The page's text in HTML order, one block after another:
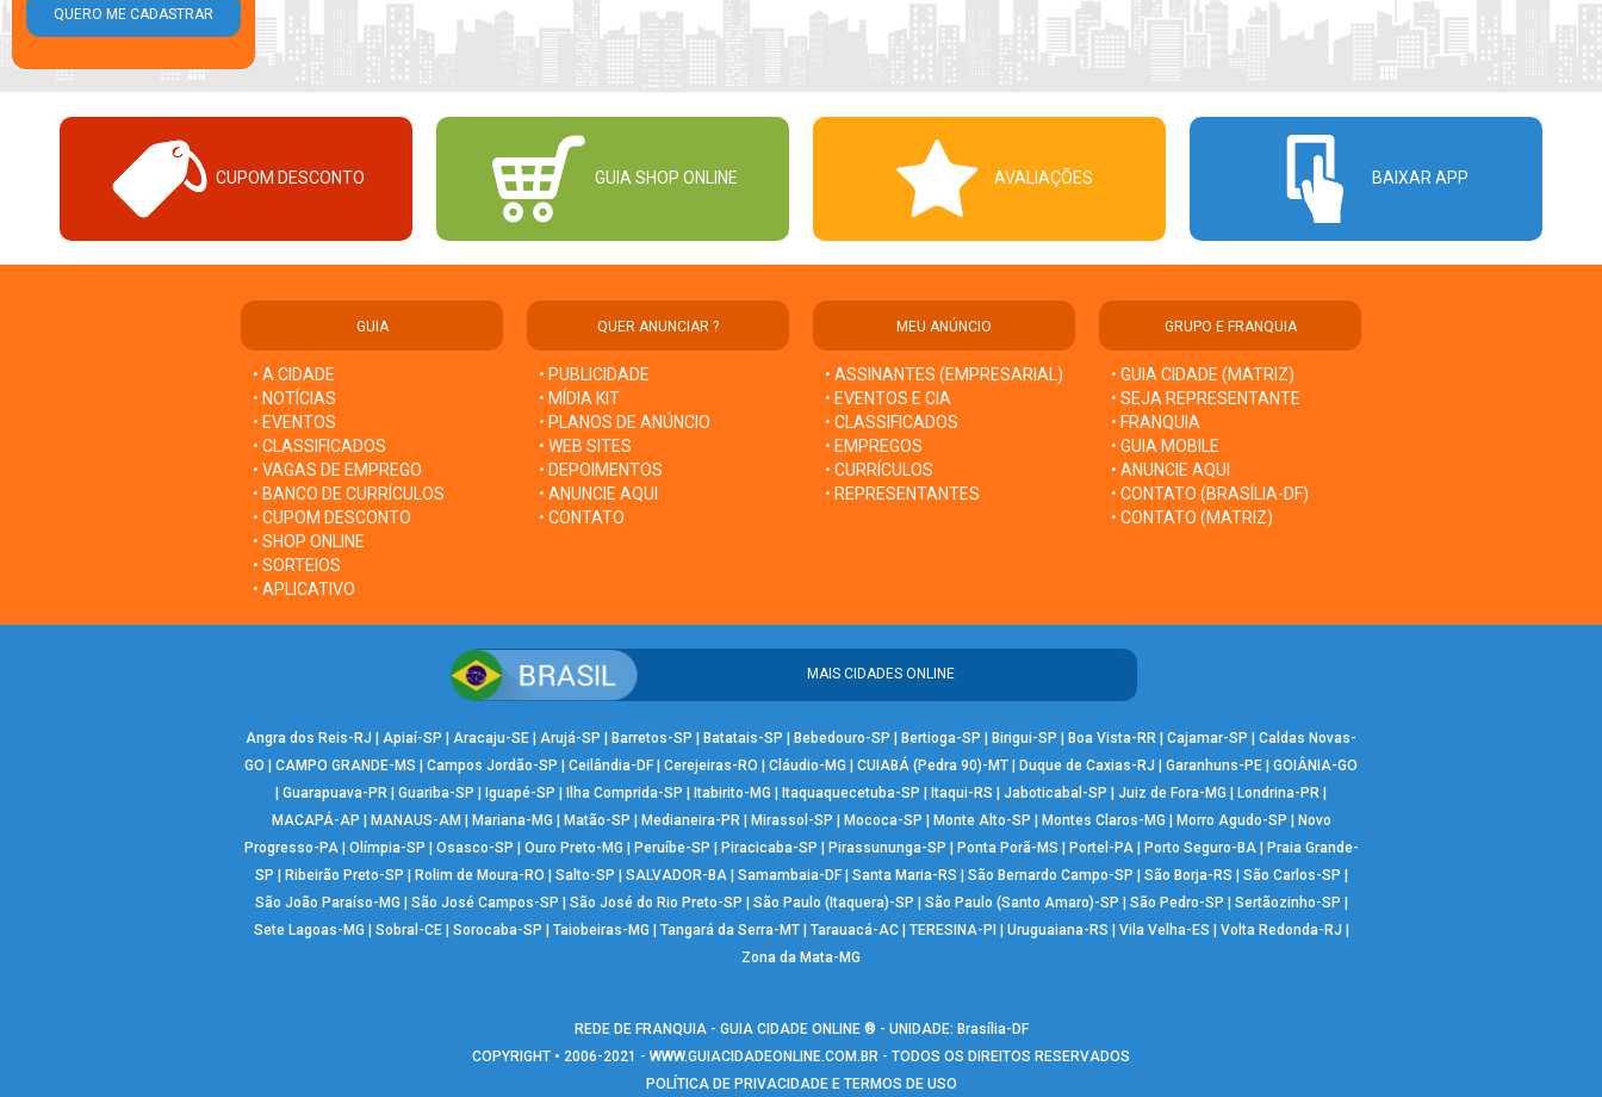
CUPOM DESCONTO GUIA SHOP ONLINE AVALIAÇÕES BAIXAR APP
GUIA
• A CIDADE
• NOTÍCIAS
• EVENTOS
• CLASSIFICADOS
• VAGAS DE EMPREGO
• BANCO DE CURRÍCULOS
• CUPOM DESCONTO
• SHOP ONLINE
• SORTEIOS
• APLICATIVO
QUER ANUNCIAR ?
• PUBLICIDADE
• MÍDIA KIT
• PLANOS DE ANÚNCIO
• WEB SITES
• DEPOIMENTOS
• ANUNCIE AQUI
• CONTATO
MEU ANÚNCIO
• ASSINANTES (EMPRESARIAL)
• EVENTOS E CIA
• CLASSIFICADOS
• EMPREGOS
• CURRÍCULOS
• REPRESENTANTES
GRUPO E FRANQUIA
• GUIA CIDADE (MATRIZ)
• SEJA REPRESENTANTE
• FRANQUIA
• GUIA MOBILE
• ANUNCIE AQUI
• CONTATO (BRASÍLIA-DF)
• CONTATO (MATRIZ)
MAIS CIDADES ONLINE
Angra dos Reis-RJ | Apiaí-SP | Aracaju-SE | Arujá-SP | Barretos-SP | Batatais-SP | Bebedouro-SP | Bertioga-SP | Birigui-SP | Boa Vista-RR | Cajamar-SP | Caldas Novas-
GO | CAMPO GRANDE-MS | Campos Jordão-SP | Ceilândia-DF | Cerejeiras-RO | Cláudio-MG | CUIABÁ (Pedra 90)-MT | Duque de Caxias-RJ | Garanhuns-PE | GOIÂNIA-GO
| Guarapuava-PR | Guariba-SP | Iguapé-SP | Ilha Comprida-SP | Itabirito-MG | Itaquaquecetuba-SP | Itaqui-RS | Jaboticabal-SP | Juiz de Fora-MG | Londrina-PR |
MACAPÁ-AP | MANAUS-AM | Mariana-MG | Matão-SP | Medianeira-PR | Mirassol-SP | Mococa-SP | Monte Alto-SP | Montes Claros-MG | Morro Agudo-SP | Novo
Progresso-PA| Olímpia-SP | Osasco-SP | Ouro Preto-MG | Peruíbe-SP | Piracicaba-SP | Pirassununga-SP | Ponta Porã-MS | Portel-PA| Porto Seguro-BA| Praia Grande-
SP | Ribeirão Preto-SP | Rolim de Moura-RO | Salto-SP | SALVADOR-BA| Samambaia-DF| Santa Maria-RS | São Bernardo Campo-SP | São Borja-RS | São Carlos-SP |
São João Paraíso-MG | São José Campos-SP | São José do Rio Preto-SP | São Paulo (Itaquera)-SP | São Paulo (Santo Amaro)-SP | São Pedro-SP | Sertãozinho-SP |
Sete Lagoas-MG | Sobral-CE| Sorocaba-SP | Taiobeiras-MG | Tangará da Serra-MT| Tarauacá-AC| TERESINA-PI | Uruguaiana-RS | Vila Velha-ES | Volta Redonda-RJ |
Zona da Mata-MG
REDE DE FRANQUIA - GUIA CIDADE ONLINE ® - UNIDADE: Brasília-DF
COPYRIGHT • 2006-2021 - WWW.GUIACIDADEONLINE.COM.BR - TODOS OS DIREITOS RESERVADOS
POLÍTICA DE PRIVACIDADE E TERMOS DE USO